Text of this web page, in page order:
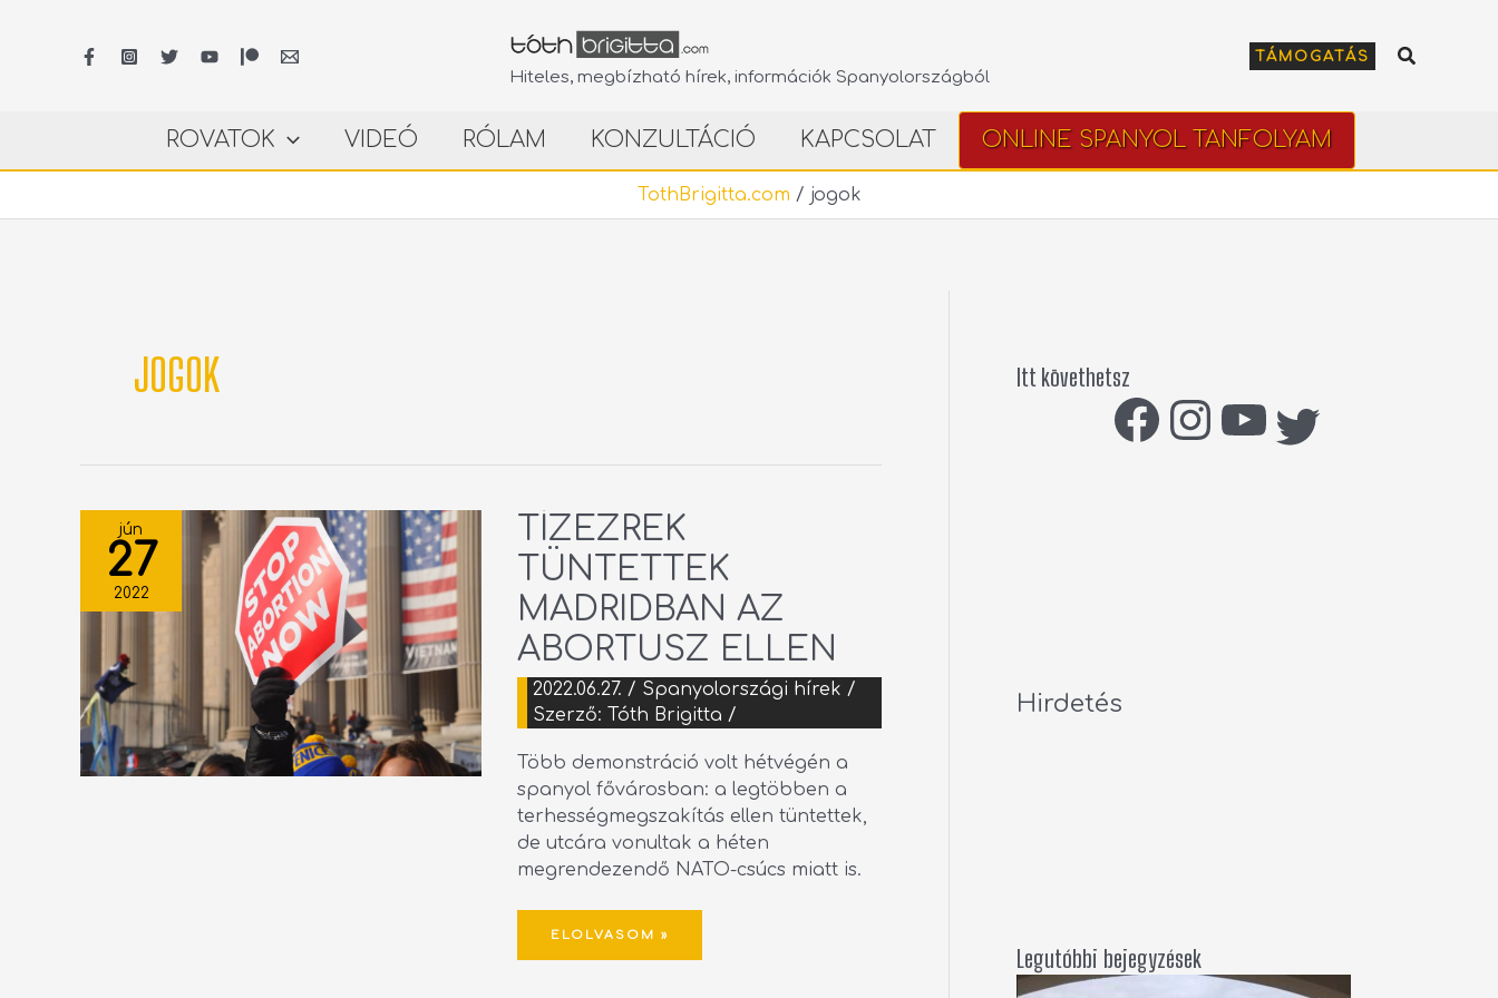
Hiteles, megbízható hírek, információk Spanyolországból
TÁMOGATÁS Keresés
ROVATOK VIDEÓ RÓLAM KONZULTÁCIÓ KAPCSOLAT ONLINE SPANYOL TANFOLYAM
TothBrigitta.com / jogok
JOGOK
jún
27
2022
TÍZEZREK
TÜNTETTEK
MADRIDBAN AZ
ABORTUSZ ELLEN
2022.06.27. / Spanyolországi hírek /
Szerző: Tóth Brigitta /
Több demonstráció volt hétvégén a
spanyol fővárosban: a legtöbben a
terhességmegszakítás ellen tüntettek,
de utcára vonultak a héten
megrendezendő NATO-csúcs miatt is.
TÍZEZREK
TÜNTETTEK
MADRIDBAN
AZ
ABORTUSZ
ELLEN
ELOLVASOM »
Itt követhetsz
Hirdetés
Legutóbbi bejegyzések